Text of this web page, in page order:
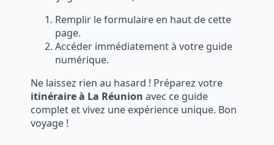
Remplir le formulaire en haut de cette
page.
Accéder immédiatement à votre guide
numérique.
Ne laissez rien au hasard ! Préparez votre
itinéraire à La Réunion avec ce guide
complet et vivez une expérience unique. Bon
voyage !